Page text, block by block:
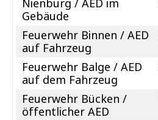
Nienburg / AED im
Gebäude
Feuerwehr Binnen / AED
auf Fahrzeug
Feuerwehr Balge / AED
auf dem Fahrzeug
Feuerwehr Bücken /
öffentlicher AED